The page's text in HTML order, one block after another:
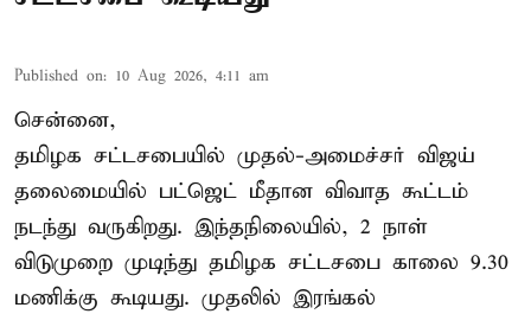
Published on: 10 Aug 2026, 4:11 am
சென்னை,
தமிழக சட்டசபையில் முதல்-அமைச்சர் விஜய்
தலைமையில் பட்ஜெட் மீதான விவாத கூட்டம்
நடந்து வருகிறது. இந்தநிலையில், 2 நாள்
விடுமுறை முடிந்து தமிழக சட்டசபை காலை 9.30
மணிக்கு கூடியது. முதலில் இரங்கல்